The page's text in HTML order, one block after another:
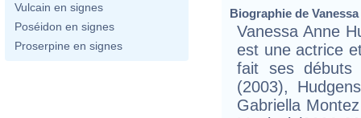
Vulcain en signes
Poséidon en signes
Proserpine en signes
Biographie de
Vanessa Anne
est une actrice
fait ses débuts
(2003),
Gabriella